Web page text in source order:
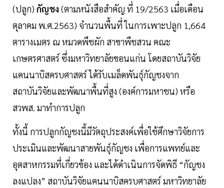
(ปลูก) กัญชง (ตามหนังสือสำคัญ ที่ 19/2563 เมื่อเดือน
ตุลาคม พ.ศ.2563) จำนวนพื้นที่ ในการเพาะปลูก 1,664
ตารางเมตร ณ หมวดพืชผัก สาขาพืชสวน คณะ
เกษตรศาสตร์ ซึ่งมหาวิทยาลัยขอนแก่น โดยสถาบันวิจัย
แคนนาบิสครบศาสตร์ ได้รับเมล็ดพันธุ์กัญชงจาก
สถาบันวิจัยและพัฒนาพื้นที่สูง (องค์การมหาชน) หรือ
สวพส. มาทำการปลูก
ทั้งนี้ การปลูกกัญชงนี้มีวัตถุประสงค์เพื่อใช้ศึกษาวิจัยการ
ประเมินและพัฒนาสายพันธุ์กัญชง เพื่อการแพทย์และ
อุตสาหกรรมที่เกี่ยวข้อง และได้ดำเนินการจัดพิธี “กัญชง
ลงแปลง” สถาบันวิจัยแคนนาบิสครบศาสตร์ มหาวิทยาลัย